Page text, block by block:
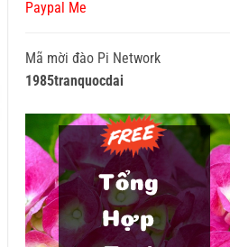
Paypal Me
Mã mời đào Pi Network
1985tranquocdai